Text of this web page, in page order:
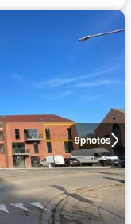
9photos